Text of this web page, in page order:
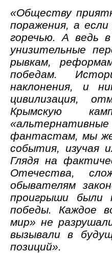
«Обществу
поражения, а
горечью. А ведь
унизительные
рывкам,
победам.
наклонения, и
цивилизация,
Крымскую
фантастам, мы
события, изучая
Глядя на
Отечества,
обывателям
проигрыши были
победы. Каждое
мир» не
вызывали в
позиций».